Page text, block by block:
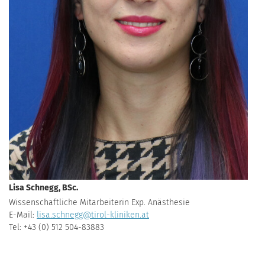
Lisa Schnegg, BSc.
Wissenschaftliche Mitarbeiterin Exp. Anästhesie
E-Mail: lisa.schnegg@tirol-kliniken.at
Tel: +43 (0) 512 504-83883